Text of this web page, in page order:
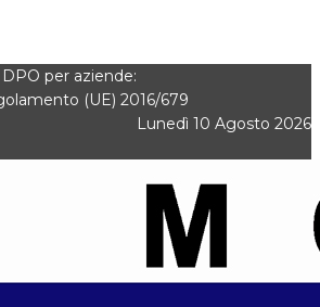
per aziende:
(UE) 2016/679
Lunedì 10 Agosto 2026